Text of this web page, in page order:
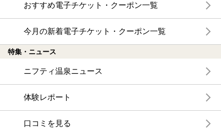
おすすめ電子チケット・クーポン一覧
今月の新着電子チケット・クーポン一覧
特集・ニュース
ニフティ温泉ニュース
体験レポート
口コミを見る